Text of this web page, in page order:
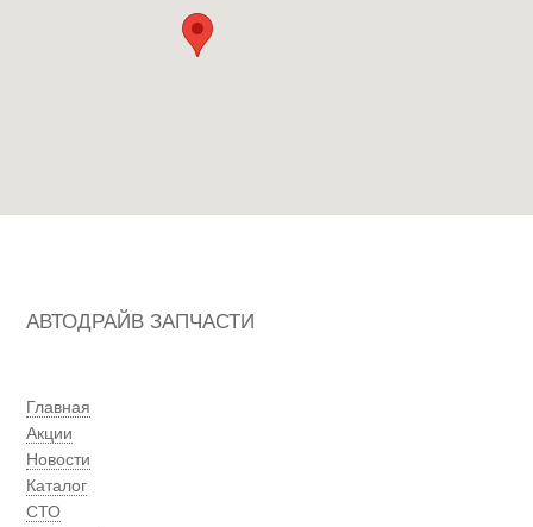
АВТОДРАЙВ ЗАПЧАСТИ
Главная
Акции
Новости
Каталог
СТО